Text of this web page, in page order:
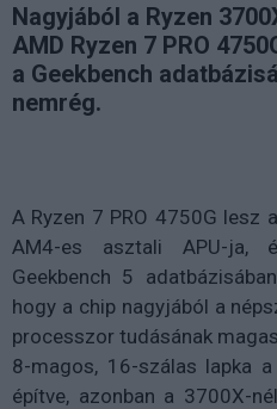
Nagyjából a Ryzen
AMD Ryzen 7 PRO
a Geekbench
nemrég.
A Ryzen 7 PRO 4750G lesz
AM4-es asztali APU-ja,
Geekbench 5
hogy a chip nagyjából a
processzor tudásának
8-magos, 16-szálas lapka
építve, azonban a 3700X-